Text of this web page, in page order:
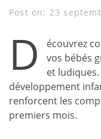
Post on: 23
D
écouvrez
vos bébés
et
développement
renforcent les
premiers mois.